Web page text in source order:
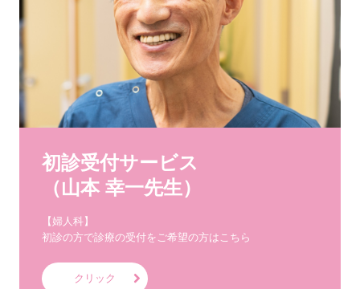
初診受付サービス
（山本 幸一先生）
【婦人科】
初診の方で診療の受付をご希望の方はこちら
クリック